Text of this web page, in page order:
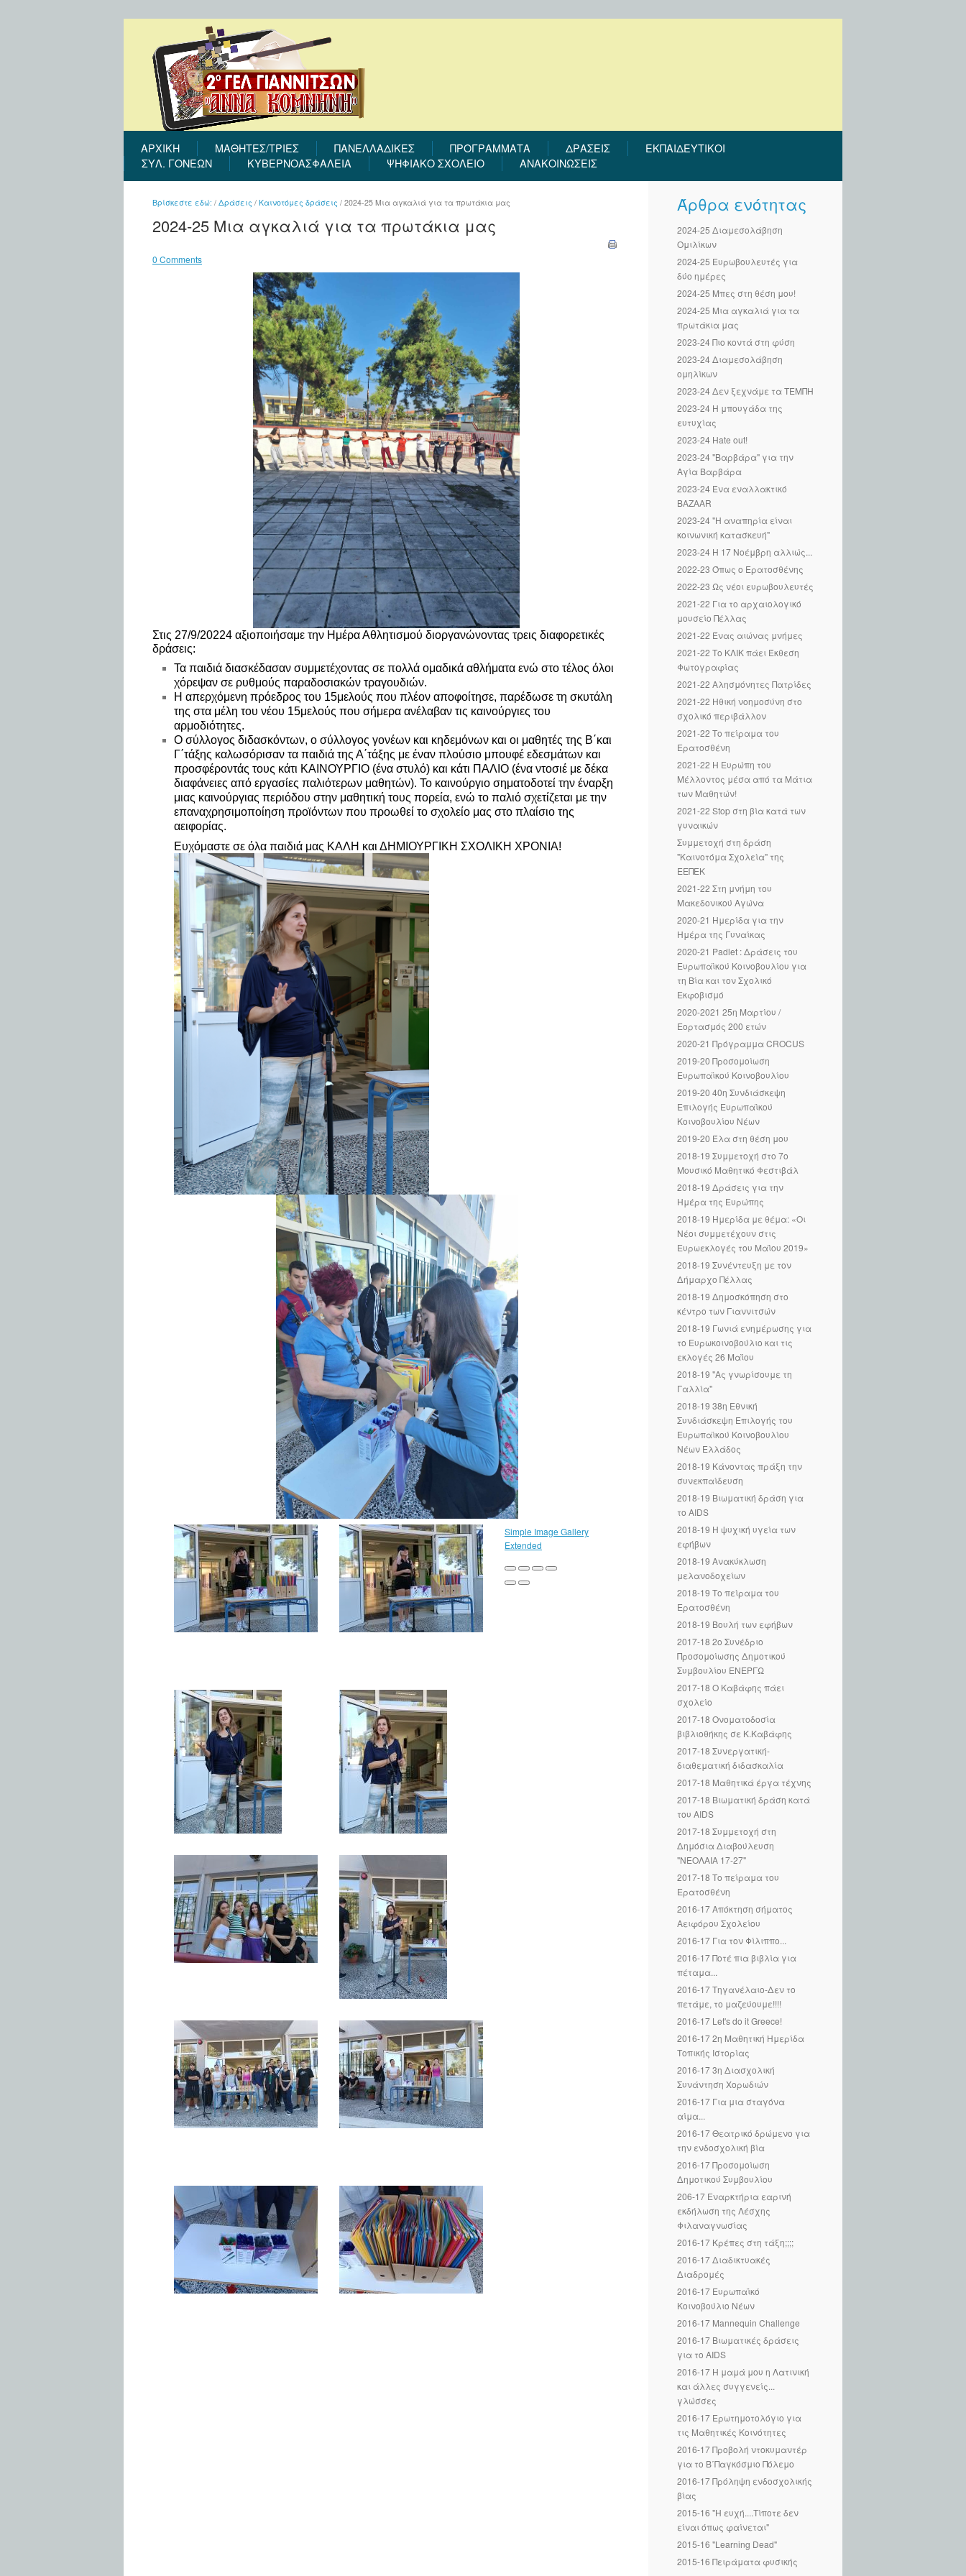
ΑΡΧΙΚΉ ΜΑΘΗΤΕΣ/ΤΡΙΕΣ ΠΑΝΕΛΛΑΔΙΚΕΣ ΠΡΟΓΡΆΜΜΑΤΑ ΔΡΆΣΕΙΣ
ΕΚΠΑΙΔΕΥΤΙΚΟΊ
ΣΎΛ. ΓΟΝΈΩΝ
ΚΥΒΕΡΝΟΑΣΦΑΛΕΙΑ ΨΗΦΙΑΚΟ ΣΧΟΛΕΙΟ ΑΝΑΚΟΙΝΩΣΕΙΣ
Βρίσκεστε εδώ: / Δράσεις / Καινοτόμες δράσεις / 2024-25 Μια αγκαλιά για τα πρωτάκια μας
2024-25 Μια αγκαλιά για τα πρωτάκια μας
0 Comments
Στις 27/9/20224 αξιοποιήσαμε την Ημέρα Αθλητισμού διοργανώνοντας τρεις διαφορετικές
δράσεις:
Τα παιδιά διασκέδασαν συμμετέχοντας σε πολλά ομαδικά αθλήματα ενώ στο τέλος όλοι
χόρεψαν σε ρυθμούς παραδοσιακών τραγουδιών.
Η απερχόμενη πρόεδρος του 15μελούς που πλέον αποφοίτησε, παρέδωσε τη σκυτάλη
της στα μέλη του νέου 15μελούς που σήμερα ανέλαβαν τις καινούργιες του
αρμοδιότητες.
Ο σύλλογος διδασκόντων, ο σύλλογος γονέων και κηδεμόνων και οι μαθητές της Β΄και
Γ΄τάξης καλωσόρισαν τα παιδιά της Α΄τάξης με έναν πλούσιο μπουφέ εδεσμάτων και
προσφέροντάς τους κάτι ΚΑΙΝΟΥΡΓΙΟ (ένα στυλό) και κάτι ΠΑΛΙΟ (ένα ντοσιέ με δέκα
διαφάνειες από εργασίες παλιότερων μαθητών). Το καινούργιο σηματοδοτεί την έναρξη
μιας καινούργιας περιόδου στην μαθητική τους πορεία, ενώ το παλιό σχετίζεται με την
επαναχρησιμοποίηση προϊόντων που προωθεί το σχολείο μας στο πλαίσιο της
αειφορίας.
Ευχόμαστε σε όλα παιδιά μας ΚΑΛΗ και ΔΗΜΙΟΥΡΓΙΚΗ ΣΧΟΛΙΚΗ ΧΡΟΝΙΑ!
Simple Image Gallery
Extended
Άρθρα ενότητας
2024-25 Διαμεσολάβηση
Ομιλίκων
2024-25 Ευρωβουλευτές για
δύο ημέρες
2024-25 Μπες στη θέση μου!
2024-25 Μια αγκαλιά για τα
πρωτάκια μας
2023-24 Πιο κοντά στη φύση
2023-24 Διαμεσολάβηση
ομηλίκων
2023-24 Δεν ξεχνάμε τα ΤΕΜΠΗ
2023-24 Η μπουγάδα της
ευτυχίας
2023-24 Hate out!
2023-24 "Βαρβάρα" για την
Αγία Βαρβάρα
2023-24 Ένα εναλλακτικό
BAZAAR
2023-24 "Η αναπηρία είναι
κοινωνική κατασκευή"
2023-24 Η 17 Νοέμβρη αλλιώς...
2022-23 Όπως ο Ερατοσθένης
2022-23 Ως νέοι ευρωβουλευτές
2021-22 Για το αρχαιολογικό
μουσείο Πέλλας
2021-22 Ένας αιώνας μνήμες
2021-22 Το ΚΛΙΚ πάει Έκθεση
Φωτογραφίας
2021-22 Αλησμόνητες Πατρίδες
2021-22 Ηθική νοημοσύνη στο
σχολικό περιβάλλον
2021-22 Το πείραμα του
Ερατοσθένη
2021-22 Η Ευρώπη του
Μέλλοντος μέσα από τα Μάτια
των Μαθητών!
2021-22 Stop στη βία κατά των
γυναικών
Συμμετοχή στη δράση
"Καινοτόμα Σχολεία" της
ΕΕΠΕΚ
2021-22 Στη μνήμη του
Μακεδονικού Αγώνα
2020-21 Ημερίδα για την
Ημέρα της Γυναίκας
2020-21 Padlet : Δράσεις του
Ευρωπαϊκού Κοινοβουλίου για
τη Βία και τον Σχολικό
Εκφοβισμό
2020-2021 25η Μαρτίου /
Εορτασμός 200 ετών
2020-21 Πρόγραμμα CROCUS
2019-20 Προσομοίωση
Ευρωπαϊκού Κοινοβουλίου
2019-20 40η Συνδιάσκεψη
Επιλογής Ευρωπαϊκού
Κοινοβουλίου Νέων
2019-20 Έλα στη θέση μου
2018-19 Συμμετοχή στο 7ο
Μουσικό Μαθητικό Φεστιβάλ
2018-19 Δράσεις για την
Ημέρα της Ευρώπης
2018-19 Ημερίδα με θέμα: «Οι
Νέοι συμμετέχουν στις
Ευρωεκλογές του Μαΐου 2019»
2018-19 Συνέντευξη με τον
Δήμαρχο Πέλλας
2018-19 Δημοσκόπηση στο
κέντρο των Γιαννιτσών
2018-19 Γωνιά ενημέρωσης για
το Ευρωκοινοβούλιο και τις
εκλογές 26 Μαΐου
2018-19 "Ας γνωρίσουμε τη
Γαλλία"
2018-19 38η Εθνική
Συνδιάσκεψη Επιλογής του
Ευρωπαϊκού Κοινοβουλίου
Νέων Ελλάδος
2018-19 Κάνοντας πράξη την
συνεκπαίδευση
2018-19 Βιωματική δράση για
το AIDS
2018-19 Η ψυχική υγεία των
εφήβων
2018-19 Ανακύκλωση
μελανοδοχείων
2018-19 Το πείραμα του
Ερατοσθένη
2018-19 Βουλή των εφήβων
2017-18 2ο Συνέδριο
Προσομοίωσης Δημοτικού
Συμβουλίου ΕΝΕΡΓΩ
2017-18 Ο Καβάφης πάει
σχολείο
2017-18 Ονοματοδοσία
βιβλιοθήκης σε Κ.Καβάφης
2017-18 Συνεργατική-
διαθεματική διδασκαλία
2017-18 Μαθητικά έργα τέχνης
2017-18 Βιωματική δράση κατά
του AIDS
2017-18 Συμμετοχή στη
Δημόσια Διαβούλευση
"ΝΕΟΛΑΙΑ 17-27"
2017-18 Το πείραμα του
Ερατοσθένη
2016-17 Απόκτηση σήματος
Αειφόρου Σχολείου
2016-17 Για τον Φίλιππο...
2016-17 Ποτέ πια βιβλία για
πέταμα...
2016-17 Τηγανέλαιο-Δεν το
πετάμε, το μαζεύουμε!!!!
2016-17 Let's do it Greece!
2016-17 2η Μαθητική Ημερίδα
Τοπικής Ιστορίας
2016-17 3η Διασχολική
Συνάντηση Χορωδιών
2016-17 Για μια σταγόνα
αίμα...
2016-17 Θεατρικό δρώμενο για
την ενδοσχολική βία
2016-17 Προσομοίωση
Δημοτικού Συμβουλίου
206-17 Εναρκτήρια εαρινή
εκδήλωση της Λέσχης
Φιλαναγνωσίας
2016-17 Κρέπες στη τάξη;;;;
2016-17 Διαδικτυακές
Διαδρομές
2016-17 Ευρωπαϊκό
Κοινοβούλιο Νέων
2016-17 Mannequin Challenge
2016-17 Βιωματικές δράσεις
για το AIDS
2016-17 Η μαμά μου η Λατινική
και άλλες συγγενείς...
γλώσσες
2016-17 Ερωτημοτολόγιο για
τις Μαθητικές Κοινότητες
2016-17 Προβολή ντοκυμαντέρ
για το Β΄Παγκόσμιο Πόλεμο
2016-17 Πρόληψη ενδοσχολικής
βίας
2015-16 "Η ευχή....Τίποτε δεν
είναι όπως φαίνεται"
2015-16 "Learning Dead"
2015-16 Πειράματα φυσικής